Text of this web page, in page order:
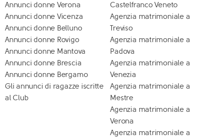
Annunci donne Verona
Annunci donne Vicenza
Annunci donne Belluno
Annunci donne Rovigo
Annunci donne Mantova
Annunci donne Brescia
Annunci donne Bergamo
Gli annunci di ragazze iscritte
al Club
Castelfranco Veneto
Agenzia matrimoniale a
Treviso
Agenzia matrimoniale a
Padova
Agenzia matrimoniale a
Venezia
Agenzia matrimoniale a
Mestre
Agenzia matrimoniale a
Verona
Agenzia matrimoniale a